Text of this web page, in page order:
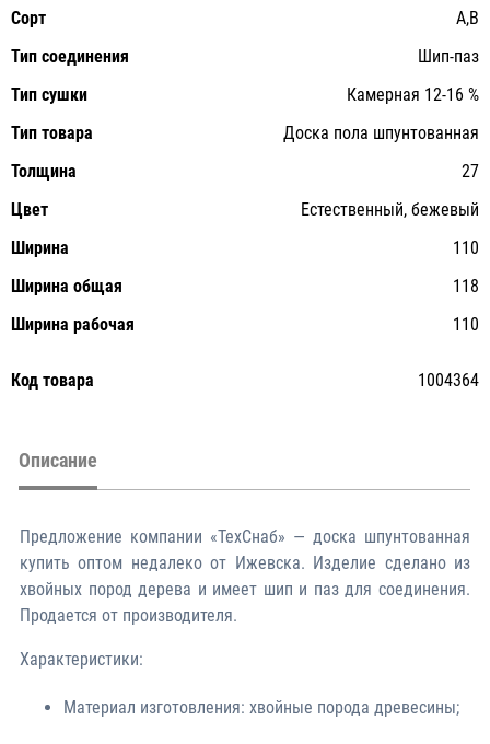
Сорт
A,B
Тип соединения
Шип-паз
Тип сушки
Камерная 12-16 %
Тип товара
Доска пола шпунтованная
Толщина
27
Цвет
Естественный, бежевый
Ширина
110
Ширина общая
118
Ширина рабочая
110
Код товара 1004364
Описание
Предложение компании «ТехСнаб» — доска шпунтованная
купить оптом недалеко от Ижевска. Изделие сделано из
хвойных пород дерева и имеет шип и паз для соединения.
Продается от производителя.
Характеристики:
Материал изготовления: хвойные порода древесины;